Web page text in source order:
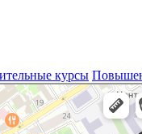
курсы